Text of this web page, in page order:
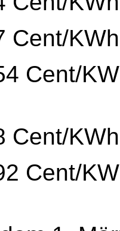
KWh
KWh
KWh
KWh